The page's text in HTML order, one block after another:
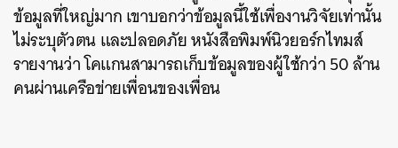
ข้อมูลที่ใหญ่มาก เขาบอกว่าข้อมูลนี้ใช้เพื่องานวิจัยเท่านั้น
ไม่ระบุตัวตน และปลอดภัย หนังสือพิมพ์นิวยอร์กไทมส์
รายงานว่า โคแกนสามารถเก็บข้อมูลของผู้ใช้กว่า 50 ล้าน
คนผ่านเครือข่ายเพื่อนของเพื่อน